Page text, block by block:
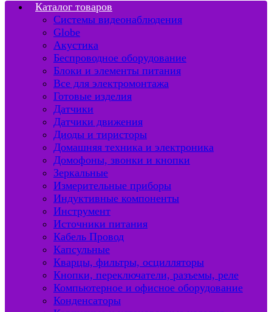
Каталог товаров
Системы видеонаблюдения
Globe
Акустика
Беспроводное оборудование
Блоки и элементы питания
Все для электромонтажа
Готовые изделия
Датчики
Датчики движения
Диоды и тиристоры
Домашняя техника и электроника
Домофоны, звонки и кнопки
Зеркальные
Измерительные приборы
Индуктивные компоненты
Инструмент
Источники питания
Кабель Провод
Капсульные
Кварцы, фильтры, осцилляторы
Кнопки, переключатели, разъемы, реле
Компьютерное и офисное оборудование
Конденсаторы